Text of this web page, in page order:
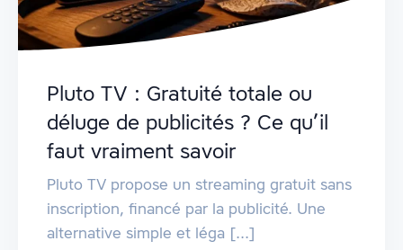
Pluto TV : Gratuité totale ou
déluge de publicités ? Ce qu’il
faut vraiment savoir
Pluto TV propose un streaming gratuit sans
inscription, financé par la publicité. Une
alternative simple et léga [...]